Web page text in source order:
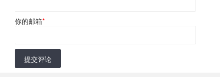
你的邮箱*
提交评论